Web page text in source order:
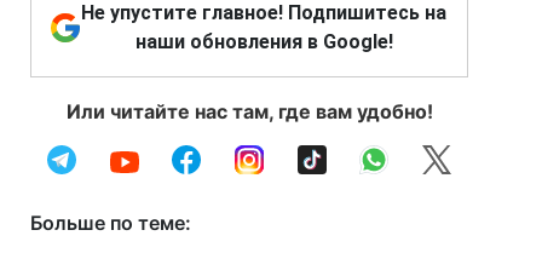
Не упустите главное! Подпишитесь на
наши обновления в Google!
Или читайте нас там, где вам удобно!
Больше по теме: